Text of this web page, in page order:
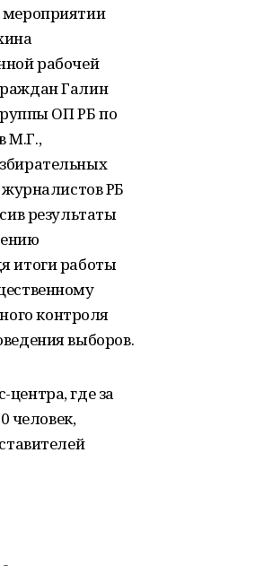
мероприятии
рабочей
Галин
ОП РБ по
М.Г.,
РБ
результаты
итоги работы
контроля
выборов.
где за
человек,